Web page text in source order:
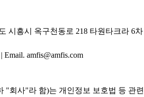
시흥시 옥구천동로 218 타원타크라 6차
| Email. amfis@amfis.com
"회사"라 함)는 개인정보 보호법 등 관련